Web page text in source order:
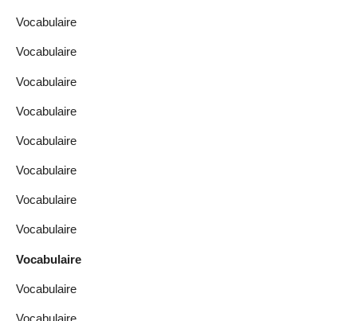
Vocabulaire
Vocabulaire
Vocabulaire
Vocabulaire
Vocabulaire
Vocabulaire
Vocabulaire
Vocabulaire
Vocabulaire
Vocabulaire
Vocabulaire